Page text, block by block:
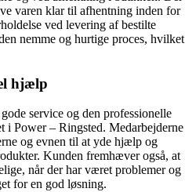
varen klar til afhentning inden for
ved levering af bestilte
nemme og hurtige proces, hvilket
hjælp
service og den professionelle
i Power – Ringsted. Medarbejderne
og evnen til at yde hjælp og
Kunden fremhæver også, at
når der har været problemer og
for en god løsning.